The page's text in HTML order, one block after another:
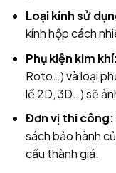
Loại kính sử
kính hộp cách
Phụ kiện kim
Roto…) và loại
lề 2D, 3D…) sẽ
Đơn vị thi công:
sách bảo hành
cấu thành giá.